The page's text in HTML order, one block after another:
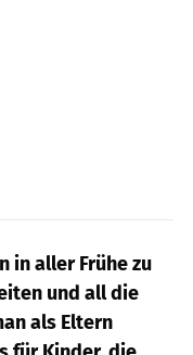
in aller Frühe zu
und all die
als Eltern